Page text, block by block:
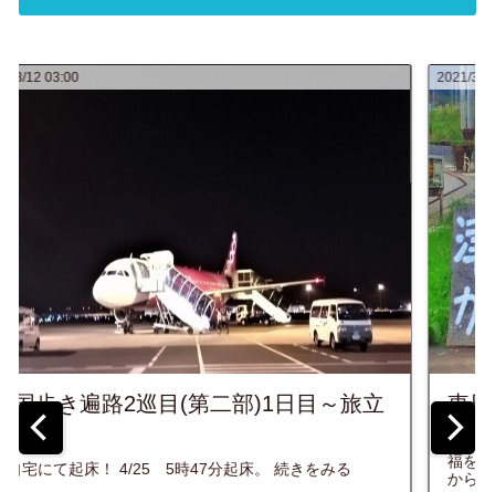
2021/3/11 13:35
東日本大震災10年を迎えるにあたって...
福を心よりお祈り致します。 下記、写真は2013年、震災
から2年後に旅をさせて頂いた東北の風景の一部です。 ...